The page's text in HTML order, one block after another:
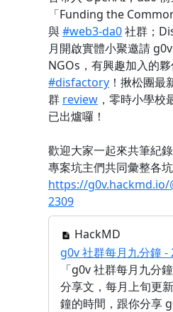
「Funding the
與#web3-da0社群；
月開啟實體小聚邀請
NGOs，有興趣加入的
#disfactory ！揪松團最
群 review ，零時小學校
已出爐囉！
歡迎大家一起來共筆紀
專案坑主們共同彙整各
https://
2309
HackMD
g0v 社群每月九分鐘
「g0v 社群每月九分
分享文，每月上旬更
鐘的時間，跟你分享